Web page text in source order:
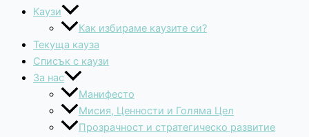
Каузи
Как избираме каузите си?
Текуща кауза
Списък с каузи
За нас
Манифесто
Мисия, Ценности и Голяма Цел
Прозрачност и стратегическо развитие